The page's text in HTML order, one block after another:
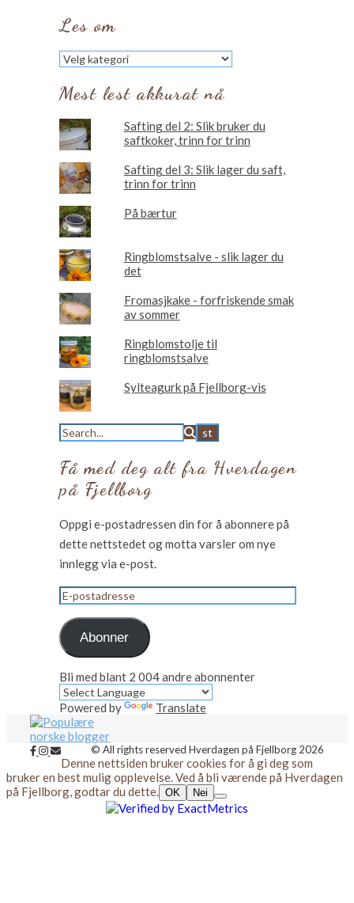
Les om
Les
om
Mest lest akkurat nå
Safting del 2: Slik bruker du
saftkoker, trinn for trinn
Safting del 3: Slik lager du saft,
trinn for trinn
På bærtur
Ringblomstsalve - slik lager du
det
Fromasjkake - forfriskende smak
av sommer
Ringblomstolje til
ringblomstsalve
Sylteagurk på Fjellborg-vis
Få med deg alt fra Hverdagen
på Fjellborg
Oppgi e-postadressen din for å abonnere på
dette nettstedet og motta varsler om nye
innlegg via e-post.
E-
postadresse
Abonner
Bli med blant 2 004 andre abonnenter
Powered by Translate
© All rights reserved Hverdagen på Fjellborg 2026
Denne nettsiden bruker cookies for å gi deg som
bruker en best mulig opplevelse. Ved å bli værende på Hverdagen
på Fjellborg, godtar du dette. OK Nei